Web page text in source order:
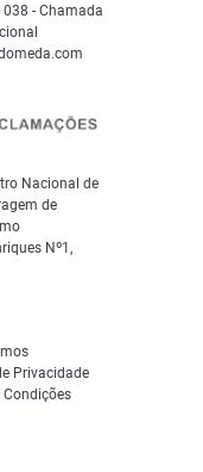
Privacidade
Condições
- Chamada
Nacional de
de
Nº1,